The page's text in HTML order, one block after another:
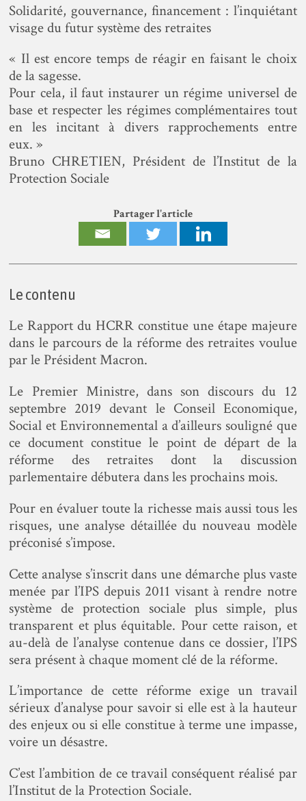
Solidarité, gouvernance, financement : l’inquiétant
visage du futur système des retraites
« Il est encore temps de réagir en faisant le choix
de la sagesse.
Pour cela, il faut instaurer un régime universel de
base et respecter les régimes complémentaires tout
en les incitant à divers rapprochements entre
eux. »
Bruno CHRETIEN, Président de l’Institut de la
Protection Sociale
Partager l'article
Le contenu
Le Rapport du HCRR constitue une étape majeure
dans le parcours de la réforme des retraites voulue
par le Président Macron.
Le Premier Ministre, dans son discours du 12
septembre 2019 devant le Conseil Economique,
Social et Environnemental a d’ailleurs souligné que
ce document constitue le point de départ de la
réforme des retraites dont la discussion
parlementaire débutera dans les prochains mois.
Pour en évaluer toute la richesse mais aussi tous les
risques, une analyse détaillée du nouveau modèle
préconisé s’impose.
Cette analyse s’inscrit dans une démarche plus vaste
menée par l’IPS depuis 2011 visant à rendre notre
système de protection sociale plus simple, plus
transparent et plus équitable. Pour cette raison, et
au-delà de l’analyse contenue dans ce dossier, l’IPS
sera présent à chaque moment clé de la réforme.
L’importance de cette réforme exige un travail
sérieux d’analyse pour savoir si elle est à la hauteur
des enjeux ou si elle constitue à terme une impasse,
voire un désastre.
C’est l’ambition de ce travail conséquent réalisé par
l’Institut de la Protection Sociale.